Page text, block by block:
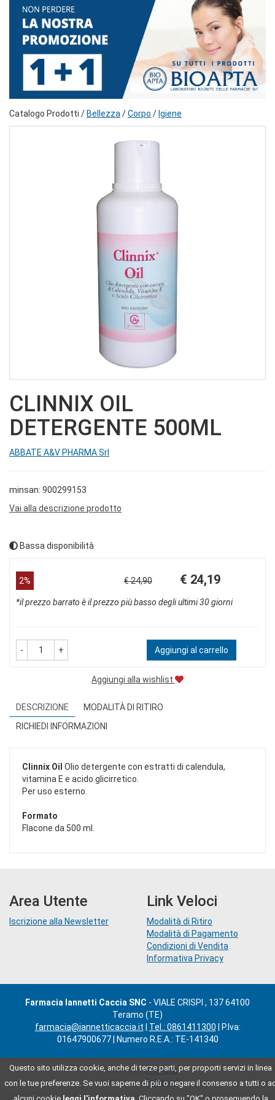
Questo sito utilizza cookie, anche di terze parti, per proporti servizi in linea
con le tue preferenze. Se vuoi saperne di più o negare il consenso a tutti o
alcuni cookie leggi l'informativa . Cliccando su "OK" o proseguendo la
Catalogo Prodotti /Bellezza /Corpo /Igiene
CLINNIX OIL
DETERGENTE 500ML
ABBATE A&V PHARMA Srl
minsan: 900299153
Vai alla descrizione prodotto
Bassa disponibilità
Sconto
del
2% € 24,90
Prezzo
scontato
€ 24,19
*il prezzo barrato è il prezzo più basso degli ultimi 30 giorni
- + Aggiungi al carrello
Aggiungi alla wishlist
DESCRIZIONE
MODALITÀ DI RITIRO
RICHIEDI INFORMAZIONI
Clinnix Oil Olio detergente con estratti di calendula,
vitamina E e acido glicirretico.
Per uso esterno.
Formato
Flacone da 500 ml.
Area Utente
Iscrizione alla Newsletter
Link Veloci
Modalità di Ritiro
Modalità di Pagamento
Condizioni di Vendita
Informativa Privacy
Farmacia Iannetti Caccia SNC - VIALE CRISPI , 137 64100
Teramo (TE)
farmacia@iannetticaccia.it
Tel.: 0861411300 | P.Iva:
01647900677 | Numero R.E.A.: TE-141340
Powered byPrenofa
Web DesignFulcri srl